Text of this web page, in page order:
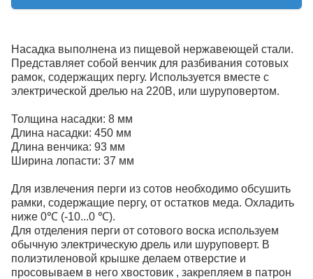
Насадка выполнена из пищевой нержавеющей стали.
Представляет собой венчик для разбивания сотовых
рамок, содержащих пергу. Используется вместе с
электрической дрелью на 220В, или шуруповертом.
Толщина насадки: 8 мм
Длина насадки: 450 мм
Длина венчика: 93 мм
Ширина лопасти: 37 мм
Для извлечения перги из сотов необходимо обсушить
рамки, содержащие пергу, от остатков меда. Охладить
ниже 0℃ (-10...0 ℃).
Для отделения перги от сотового воска используем
обычную электрическую дрель или шуруповерт. В
полиэтиленовой крышке делаем отверстие и
просовываем в него хвостовик , закрепляем в патрон